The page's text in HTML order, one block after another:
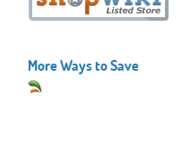
More Ways to Save